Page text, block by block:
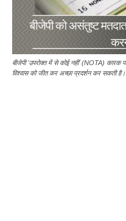
बीजेपी 'उपरोक्त में से कोई नहीं' (NOTA)
विश्वास को जीत कर अच्छा प्रदर्शन कर सकती है।